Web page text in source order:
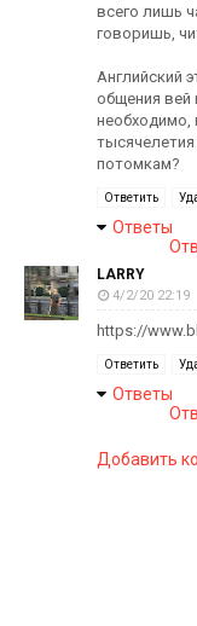
всего лишь
говоришь,
Английский
общения вей
необходимо,
потомкам?
Ответить
Ответы
LARRY
4/2/20 22:19
https://
Ответить
Ответы
Добавить